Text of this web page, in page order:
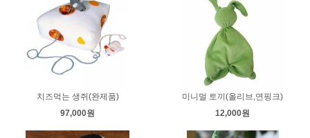
치즈먹는 생쥐(완제품)
97,000원
미니멀 토끼(올리브,연핑크)
12,000원